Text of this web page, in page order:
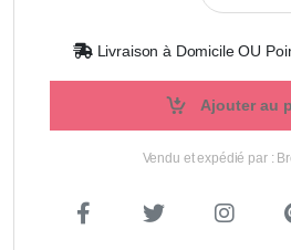
Livraison à Domicile OU
Ajouter au
Vendu et expédié par :